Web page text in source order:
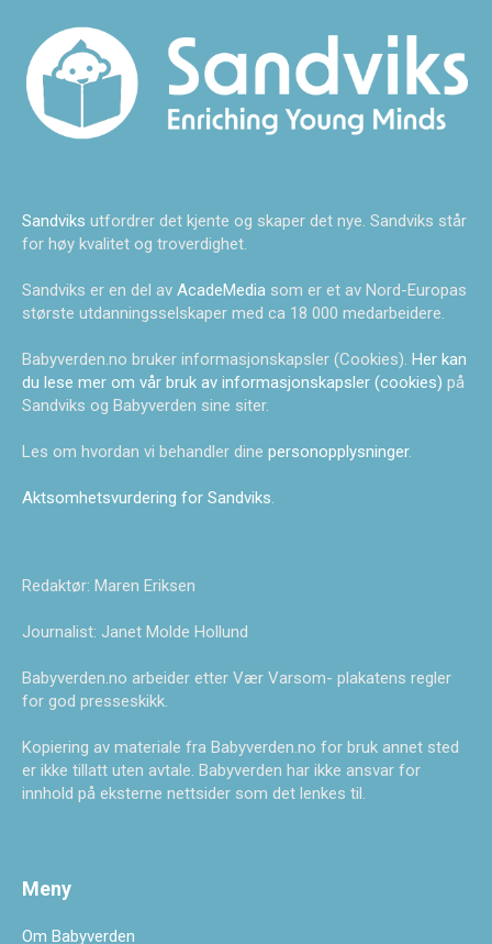
Sandviks utfordrer det kjente og skaper det nye. Sandviks står
for høy kvalitet og troverdighet.
Sandviks er en del av AcadeMedia som er et av Nord-Europas
største utdanningsselskaper med ca 18 000 medarbeidere.
Babyverden.no bruker informasjonskapsler (Cookies). Her kan
du lese mer om vår bruk av informasjonskapsler (cookies) på
Sandviks og Babyverden sine siter.
Les om hvordan vi behandler dine personopplysninger.
Aktsomhetsvurdering for Sandviks.
Redaktør: Maren Eriksen
Journalist: Janet Molde Hollund
Babyverden.no arbeider etter Vær Varsom- plakatens regler
for god presseskikk.
Kopiering av materiale fra Babyverden.no for bruk annet sted
er ikke tillatt uten avtale. Babyverden har ikke ansvar for
innhold på eksterne nettsider som det lenkes til.
Meny
Om Babyverden